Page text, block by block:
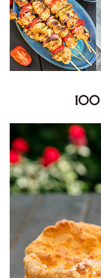
dietetice. Idei